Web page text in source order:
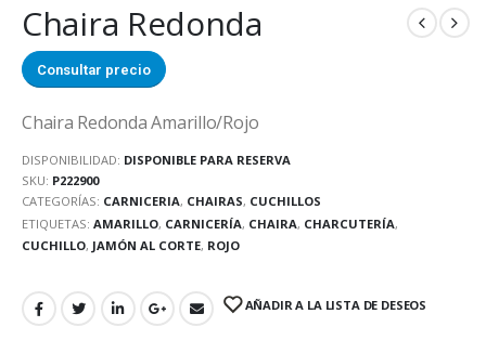
Chaira Redonda
Consultar precio
Chaira Redonda Amarillo/Rojo
DISPONIBILIDAD: DISPONIBLE PARA RESERVA
SKU: P222900
CATEGORÍAS: CARNICERIA, CHAIRAS, CUCHILLOS
ETIQUETAS: AMARILLO, CARNICERÍA, CHAIRA, CHARCUTERÍA,
CUCHILLO, JAMÓN AL CORTE, ROJO
AÑADIR A LA LISTA DE DESEOS